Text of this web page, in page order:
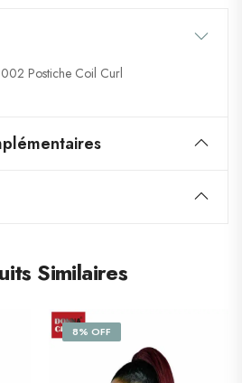
Postiche Coil Curl
Similaires
8% OFF